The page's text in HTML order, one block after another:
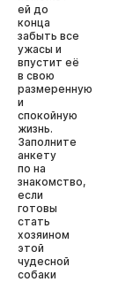
ей до
конца
забыть все
ужасы и
впустит её
в свою
размеренную
и
спокойную
жизнь.
Заполните
анкету
по на
знакомство,
если
готовы
стать
хозяином
этой
чудесной
собаки